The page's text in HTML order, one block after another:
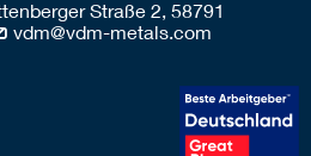
Straße 2, 58791
vdm@vdm-metals.com